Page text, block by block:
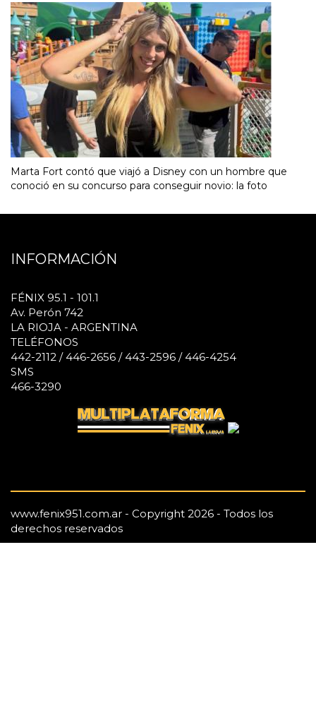
Marta Fort contó que viajó a Disney con un hombre que
conoció en su concurso para conseguir novio: la foto
INFORMACIÓN
FÉNIX 95.1 - 101.1
Av. Perón 742
LA RIOJA - ARGENTINA
TELÉFONOS
442-2112 / 446-2656 / 443-2596 / 446-4254
SMS
466-3290
www.fenix951.com.ar - Copyright 2026 - Todos los
derechos reservados